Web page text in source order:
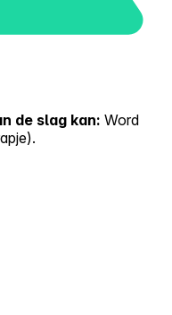
de slag kan: Word